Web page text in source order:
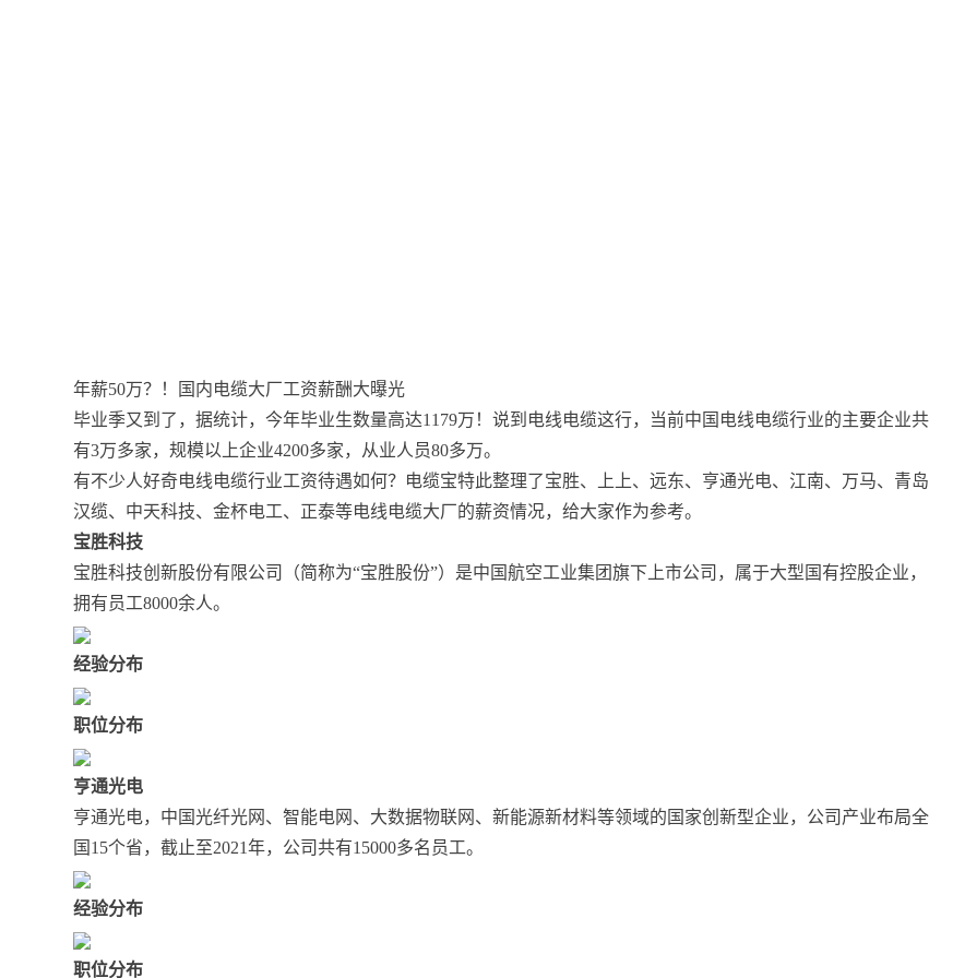
年薪50万？！国内电缆大厂工资薪酬大曝光
毕业季又到了，据统计，今年毕业生数量高达1179万！说到电线电缆这行，当前中国电线电缆行业的主要企业共
有3万多家，规模以上企业4200多家，从业人员80多万。
有不少人好奇电线电缆行业工资待遇如何？电缆宝特此整理了宝胜、上上、远东、亨通光电、江南、万马、青岛
汉缆、中天科技、金杯电工、正泰等电线电缆大厂的薪资情况，给大家作为参考。
宝胜科技
宝胜科技创新股份有限公司（简称为“宝胜股份”）是中国航空工业集团旗下上市公司，属于大型国有控股企业，
拥有员工8000余人。
经验分布
职位分布
亨通光电
亨通光电，中国光纤光网、智能电网、大数据物联网、新能源新材料等领域的国家创新型企业，公司产业布局全
国15个省，截止至2021年，公司共有15000多名员工。
经验分布
职位分布